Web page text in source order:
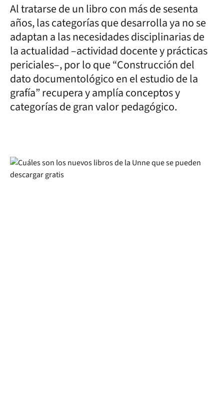
Al tratarse de un libro con más de sesenta
años, las categorías que desarrolla ya no se
adaptan a las necesidades disciplinarias de
la actualidad –actividad docente y prácticas
periciales–, por lo que “Construcción del
dato documentológico en el estudio de la
grafía” recupera y amplía conceptos y
categorías de gran valor pedagógico.